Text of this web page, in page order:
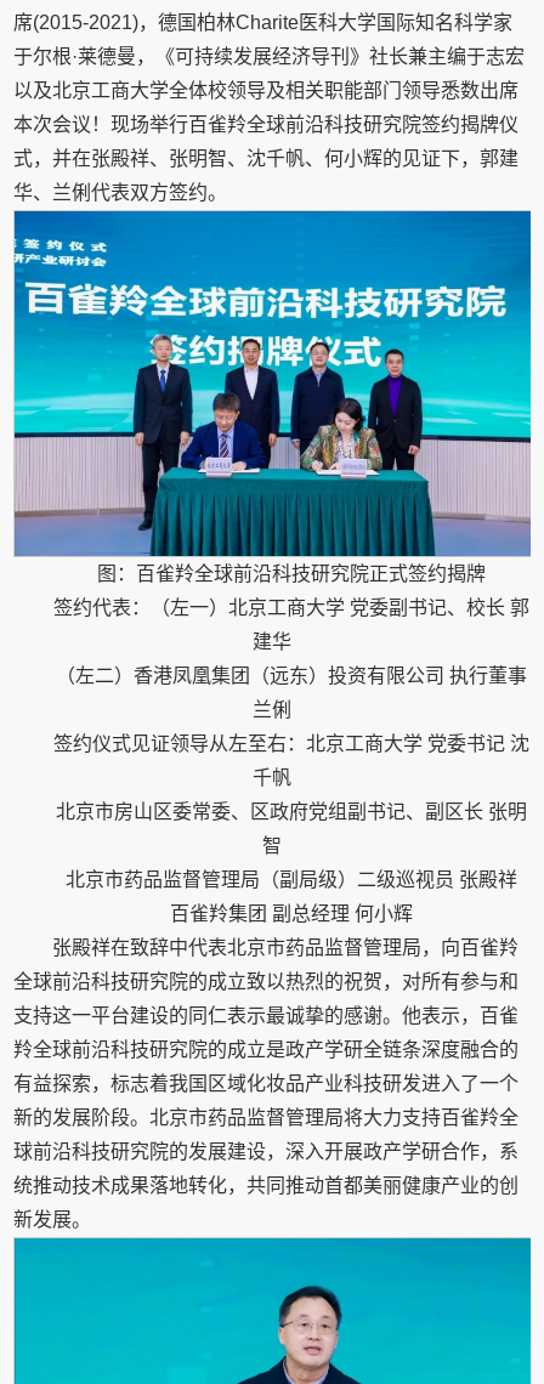
席(2015-2021)，德国柏林Charite医科大学国际知名科学家
于尔根·莱德曼，《可持续发展经济导刊》社长兼主编于志宏
以及北京工商大学全体校领导及相关职能部门领导悉数出席
本次会议！现场举行百雀羚全球前沿科技研究院签约揭牌仪
式，并在张殿祥、张明智、沈千帆、何小辉的见证下，郭建
华、兰俐代表双方签约。
图：百雀羚全球前沿科技研究院正式签约揭牌
签约代表：（左一）北京工商大学 党委副书记、校长 郭
建华
（左二）香港凤凰集团（远东）投资有限公司 执行董事
兰俐
签约仪式见证领导从左至右：北京工商大学 党委书记 沈
千帆
北京市房山区委常委、区政府党组副书记、副区长 张明
智
北京市药品监督管理局（副局级）二级巡视员 张殿祥
百雀羚集团 副总经理 何小辉
张殿祥在致辞中代表北京市药品监督管理局，向百雀羚
全球前沿科技研究院的成立致以热烈的祝贺，对所有参与和
支持这一平台建设的同仁表示最诚挚的感谢。他表示，百雀
羚全球前沿科技研究院的成立是政产学研全链条深度融合的
有益探索，标志着我国区域化妆品产业科技研发进入了一个
新的发展阶段。北京市药品监督管理局将大力支持百雀羚全
球前沿科技研究院的发展建设，深入开展政产学研合作，系
统推动技术成果落地转化，共同推动首都美丽健康产业的创
新发展。